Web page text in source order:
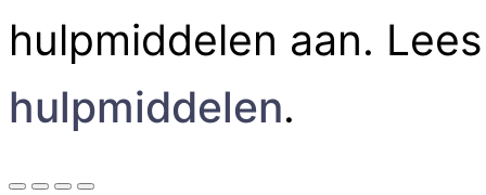
hulpmiddelen aan.
hulpmiddelen.